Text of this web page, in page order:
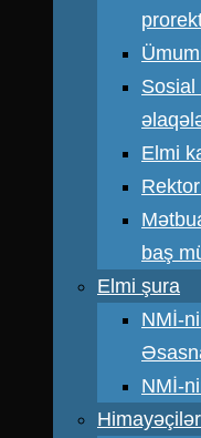
Elmi
baş
Elmi şura
NMİ-
NMİ-